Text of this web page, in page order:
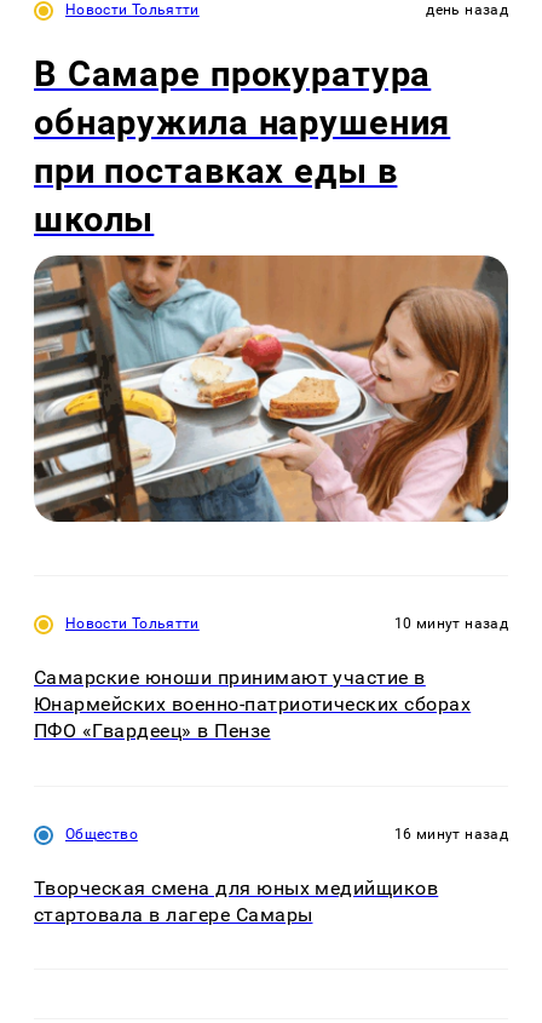
Новости Тольятти день назад
В Самаре прокуратура
обнаружила нарушения
при поставках еды в
школы
Новости Тольятти 10 минут назад
Самарские юноши принимают участие в
Юнармейских военно-патриотических сборах
ПФО «Гвардеец» в Пензе
Общество 16 минут назад
Творческая смена для юных медийщиков
стартовала в лагере Самары